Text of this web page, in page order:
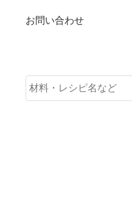
お問い合わせ